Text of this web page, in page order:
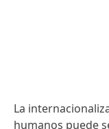
La
humanos puede